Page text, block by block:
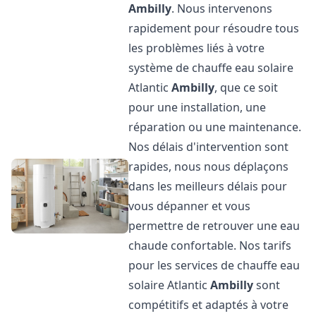
Ambilly. Nous intervenons
rapidement pour résoudre tous
les problèmes liés à votre
système de chauffe eau solaire
AtlanticAmbilly, que ce soit
pour une installation, une
réparation ou une maintenance.
Nos délais d'intervention sont
rapides, nous nous déplaçons
dans les meilleurs délais pour
vous dépanner et vous
permettre de retrouver une eau
chaude confortable. Nos tarifs
pour les services de chauffe eau
solaire AtlanticAmbillysont
compétitifs et adaptés à votre